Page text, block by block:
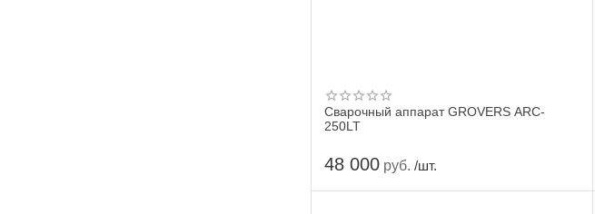
Сварочный аппарат GROVERS ARC-
250LT
48 000 руб. /шт.